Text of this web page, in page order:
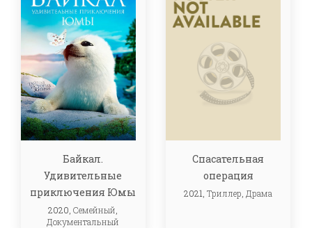
Байкал.
Удивительные
приключения Юмы
2020,Семейный
Документальный
Спасательная
операция
2021,Триллер Драма